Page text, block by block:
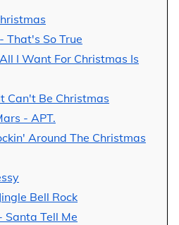
That's So True
I Want For Christmas Is
Can't Be Christmas
- APT.
Around The Christmas
Bell Rock
Santa Tell Me